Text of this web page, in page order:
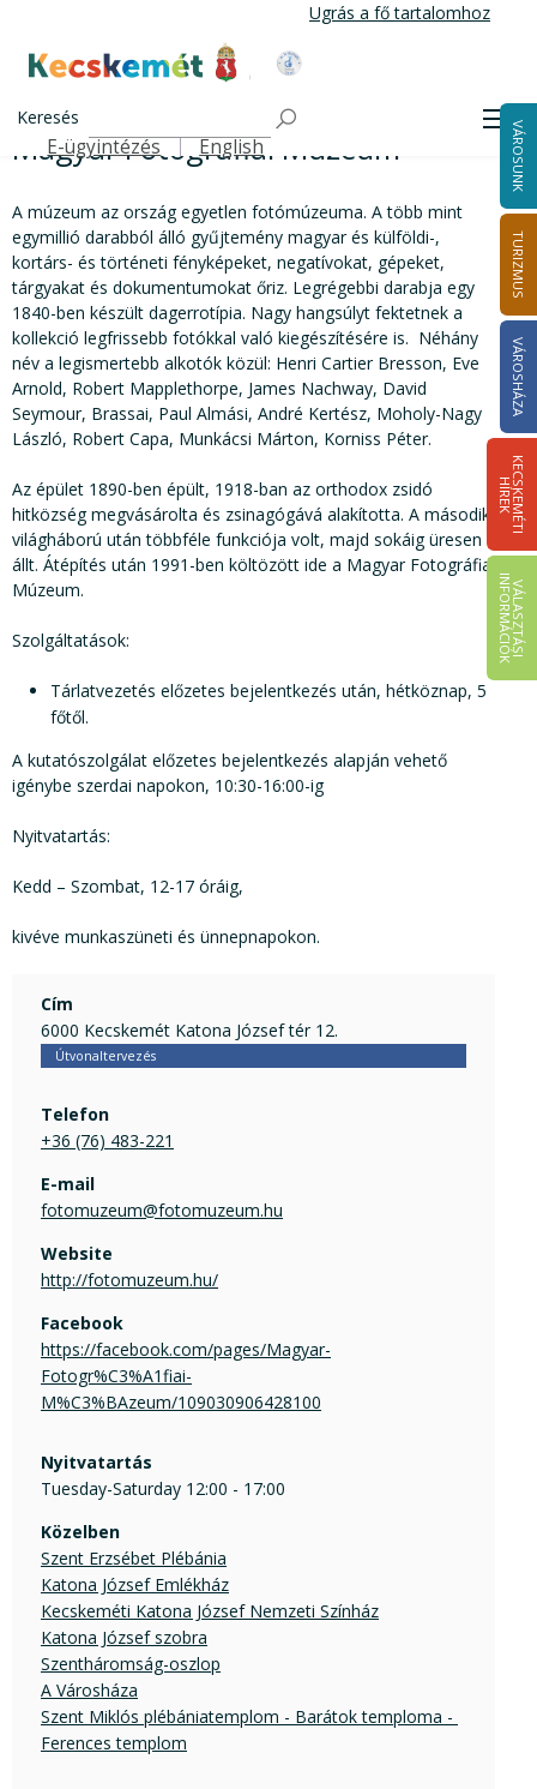
tartalomra
Ugrás a fő tartalomhoz
Kecskemét Város Honlapja
Keresés
Felső navigáció
E-ügyintézés English VÁROSUNK
TURIZMUS
VÁROSHÁZA
K
E
C
S
K
E
M
É
T
I
HÍ
R
E
K
V
Á
L
A
S
Z
T
Á
S
I
IN
F
O
R
M
Á
C
I
Ó
K
Magyar Fotográfiai Múzeum
A múzeum az ország egyetlen fotómúzeuma. A több mint
egymillió darabból álló gyűjtemény magyar és külföldi-,
kortárs- és történeti fényképeket, negatívokat, gépeket,
tárgyakat és dokumentumokat őriz. Legrégebbi darabja egy
1840-ben készült dagerrotípia. Nagy hangsúlyt fektetnek a
kollekció legfrissebb fotókkal való kiegészítésére is. Néhány
név a legismertebb alkotók közül: Henri Cartier Bresson, Eve
Arnold, Robert Mapplethorpe, James Nachway, David
Seymour, Brassai, Paul Almási, André Kertész, Moholy-Nagy
László, Robert Capa, Munkácsi Márton, Korniss Péter.
Az épület 1890-ben épült, 1918-ban az orthodox zsidó
hitközség megvásárolta és zsinagógává alakította. A második
világháború után többféle funkciója volt, majd sokáig üresen
állt. Átépítés után 1991-ben költözött ide a Magyar Fotográfiai
Múzeum.
Szolgáltatások:
Tárlatvezetés előzetes bejelentkezés után, hétköznap, 5
főtől.
A kutatószolgálat előzetes bejelentkezés alapján vehető
igénybe szerdai napokon, 10:30-16:00-ig
Nyitvatartás:
Kedd – Szombat, 12-17 óráig,
kivéve munkaszüneti és ünnepnapokon.
Cím
6000 Kecskemét Katona József tér 12.
Útvonaltervezés
Telefon
+36 (76) 483-221
E-mail
fotomuzeum@fotomuzeum.hu
Website
http://fotomuzeum.hu/
Facebook
https://facebook.com/pages/Magyar-
Fotogr%C3%A1fiai-
M%C3%BAzeum/109030906428100
Nyitvatartás
Tuesday-Saturday 12:00 - 17:00
Közelben
Szent Erzsébet Plébánia
Katona József Emlékház
Kecskeméti Katona József Nemzeti Színház
Katona József szobra
Szentháromság-oszlop
A Városháza
Szent Miklós plébániatemplom - Barátok temploma -
Ferences templom